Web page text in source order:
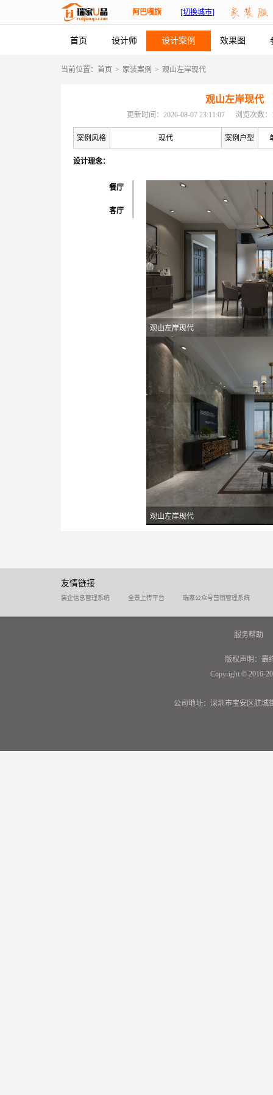
阿巴嘎旗 [切换城市]
首页 设计师 设计案例 效果图
当前位置： 首页 > 家装案例 > 观山左岸现代
观山左岸现代
更新时间：2026-08-07 23:11:07 浏览次数：
案例风格 现代 案例户型
设计理念：
餐厅
客厅
观山左岸现代
观山左岸现代
友情链接
装企信息管理系统 全景上传平台 瑞家公众号营销管理系统
服务帮助
版权声明：最
Copyright © 2016-
公司地址：深圳市宝安区航城